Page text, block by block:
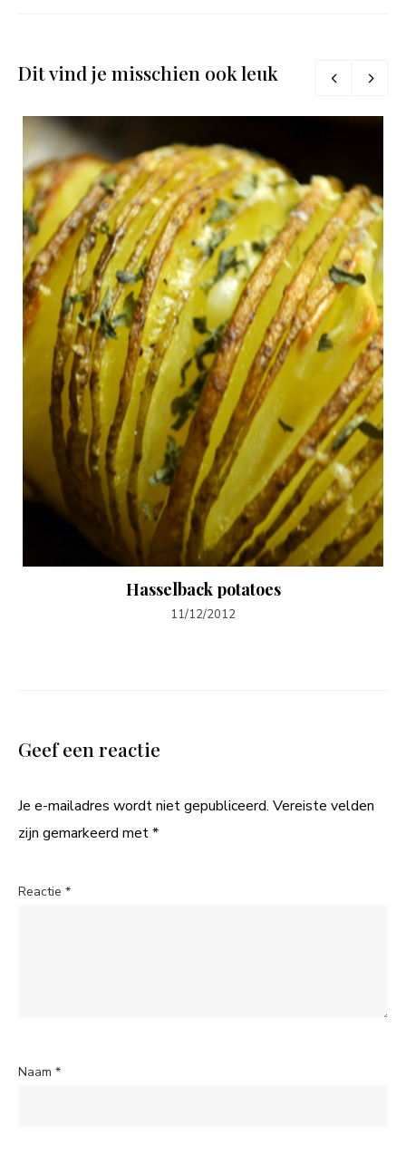
Dit vind je misschien ook leuk
Hasselback potatoes
11/12/2012
Geef een reactie
Je e-mailadres wordt niet gepubliceerd. Vereiste velden
zijn gemarkeerd met*
Reactie *
Naam *